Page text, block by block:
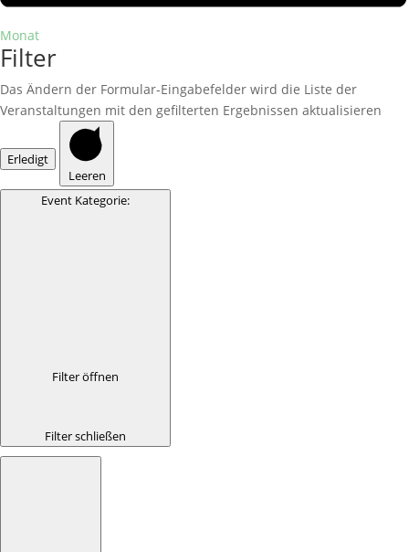
Monat
Filter
Das Ändern der Formular-Eingabefelder wird die Liste der
Veranstaltungen mit den gefilterten Ergebnissen aktualisieren
Erledigt
Leeren
Event Kategorie:
Filter öffnen
Filter schließen